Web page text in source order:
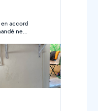
accord
ne
du site